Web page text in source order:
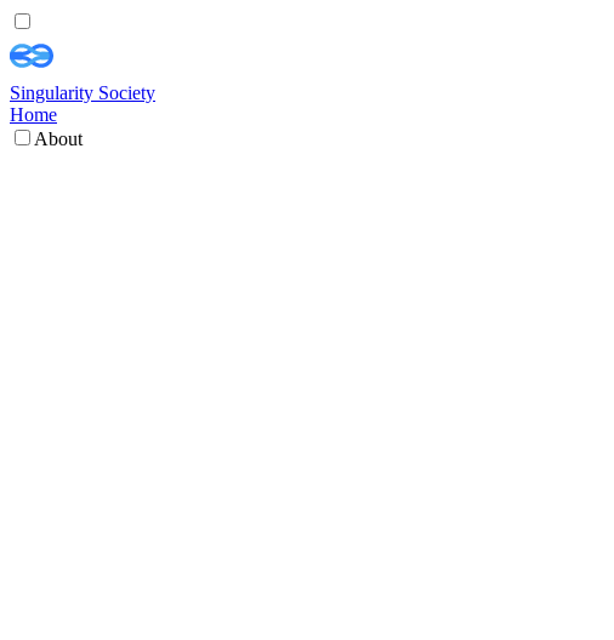
Singularity Society
Home
About